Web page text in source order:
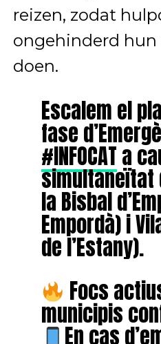
reizen, zodat
ongehinderd
doen.
Escalem el
fase
#INFOCATa
simultaneïtat
la Bisbal
Empordà) i
de l’Estany).
Focs
municipis
En cas